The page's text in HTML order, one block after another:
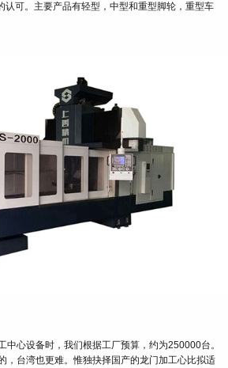
认可。主要产品有轻型，中型和重型脚轮，重型车
中心设备时，我们根据工厂预算，约为250000台。
，台湾也更难。惟独抉择国产的龙门加工心比拟适